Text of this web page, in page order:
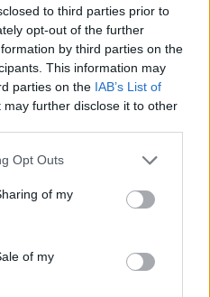
to third parties prior to
opt-out of the further
by third parties on the
This information may
parties on the IAB’s List of
may further disclose it to other
uses one or more Google
behaviour. You may click to
and its third-party tags to
purposes in below Google
Opt Outs
of my
of my
Ilyen egy
csapatépítés, ami